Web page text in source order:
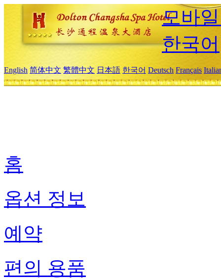
모바
한국어
English 简体中文 繁體中文 日本語 한국어 Deutsch Français
홈
옵션 정보
예약
편의 용품